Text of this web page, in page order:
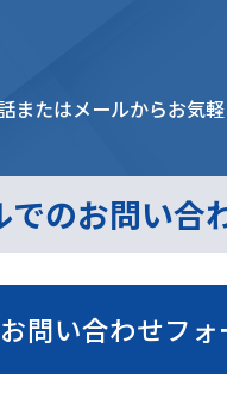
またはメールからお気
でのお問い合
お問い合わせフォ